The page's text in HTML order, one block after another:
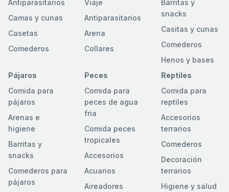
Antiparasitarios
Camas y cunas
Casetas
Comederos
Viaje
Antiparasitarios
Arena
Collares
Barritas y
snacks
Casitas y cunas
Comederos
Henos y bases
Pájaros
Comida para
pájaros
Arenas e
higiene
Barritas y
snacks
Comederos para
pájaros
Peces
Comida para
peces de agua
fria
Comida peces
tropicales
Accesorios
Acuarios
Aireadores
Reptiles
Comida para
reptiles
Accesorios
terrarios
Comederos
Decoración
terrarios
Higiene y salud